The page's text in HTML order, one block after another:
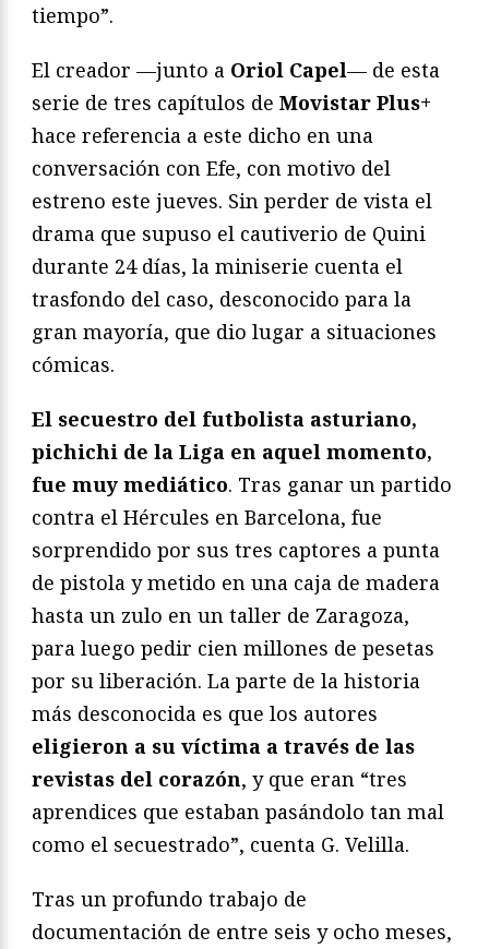
tiempo”.
El creador —junto a Oriol Capel— de esta
serie de tres capítulos de Movistar Plus+
hace referencia a este dicho en una
conversación con Efe, con motivo del
estreno este jueves. Sin perder de vista el
drama que supuso el cautiverio de Quini
durante 24 días, la miniserie cuenta el
trasfondo del caso, desconocido para la
gran mayoría, que dio lugar a situaciones
cómicas.
El secuestro del futbolista asturiano,
pichichi de la Liga en aquel momento,
fue muy mediático. Tras ganar un partido
contra el Hércules en Barcelona, fue
sorprendido por sus tres captores a punta
de pistola y metido en una caja de madera
hasta un zulo en un taller de Zaragoza,
para luego pedir cien millones de pesetas
por su liberación. La parte de la historia
más desconocida es que los autores
eligieron a su víctima a través de las
revistas del corazón, y que eran “tres
aprendices que estaban pasándolo tan mal
como el secuestrado”, cuenta G. Velilla.
Tras un profundo trabajo de
documentación de entre seis y ocho meses,